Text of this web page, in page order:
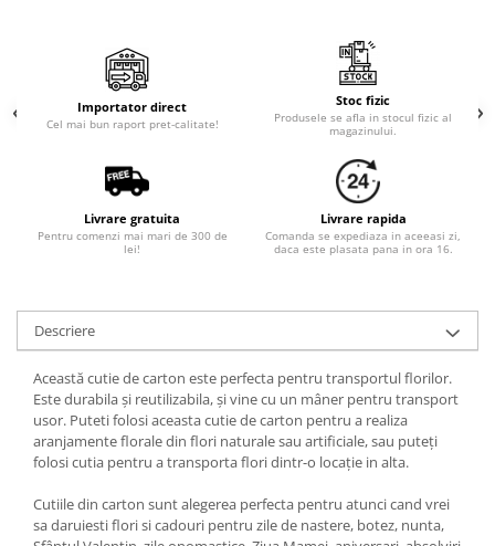
Importator direct
Cel mai bun raport pret-calitate!
Stoc fizic
Produsele se afla in stocul fizic al
magazinului.
Livrare gratuita
Pentru comenzi mai mari de 300 de
lei!
Livrare rapida
Comanda se expediaza in aceeasi zi,
daca este plasata pana in ora 16.
Descriere
Această cutie de carton este perfecta pentru transportul florilor.
Este durabila și reutilizabila, și vine cu un mâner pentru transport
usor. Puteti folosi aceasta cutie de carton pentru a realiza
aranjamente florale din flori naturale sau artificiale, sau puteți
folosi cutia pentru a transporta flori dintr-o locație in alta.
Cutiile din carton sunt alegerea perfecta pentru atunci cand vrei
sa daruiesti flori si cadouri pentru zile de nastere, botez, nunta,